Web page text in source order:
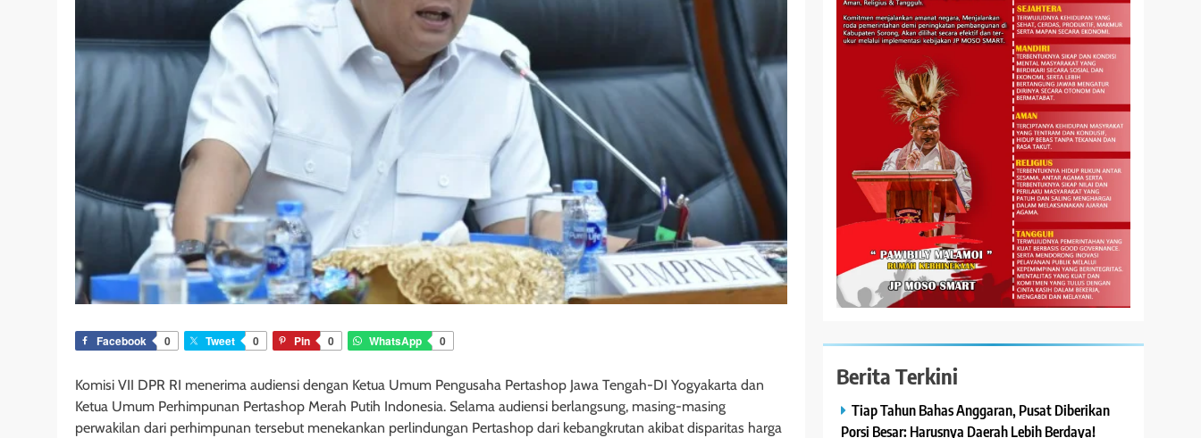
Facebook 0 Tweet 0 Pin 0 WhatsApp 0
Komisi VII DPR RI menerima audiensi dengan Ketua Umum Pengusaha Pertashop Jawa Tengah-DI Yogyakarta dan
Ketua Umum Perhimpunan Pertashop Merah Putih Indonesia. Selama audiensi berlangsung, masing-masing
perwakilan dari perhimpunan tersebut menekankan perlindungan Pertashop dari kebangkrutan akibat disparitas harga
Berita Terkini
Tiap Tahun Bahas Anggaran, Pusat Diberikan
Porsi Besar: Harusnya Daerah Lebih Berdaya!